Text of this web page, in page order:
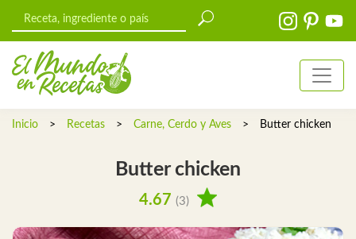
Inicio > Recetas > Carne, Cerdo y Aves > Butter chicken
Butter chicken
4.67 (3)